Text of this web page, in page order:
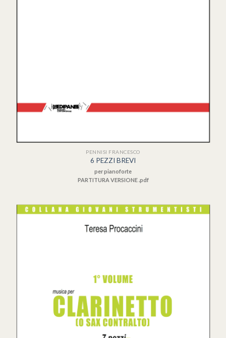
PENNISI FRANCESCO
6 PEZZI BREVI
per pianoforte
PARTITURA VERSIONE .pdf